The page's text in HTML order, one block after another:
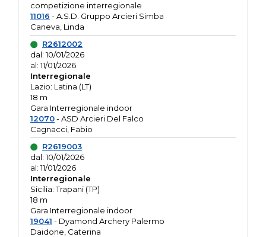
competizione interregionale
11016 - A.S.D. Gruppo Arcieri Simba
Caneva, Linda
R2612002
dal: 10/01/2026
al: 11/01/2026
Interregionale
Lazio: Latina (LT)
18 m
Gara Interregionale indoor
12070- ASD Arcieri Del Falco
Cagnacci, Fabio
R2619003
dal: 10/01/2026
al: 11/01/2026
Interregionale
Sicilia: Trapani (TP)
18 m
Gara Interregionale indoor
19041 - Dyamond Archery Palermo
Daidone, Caterina